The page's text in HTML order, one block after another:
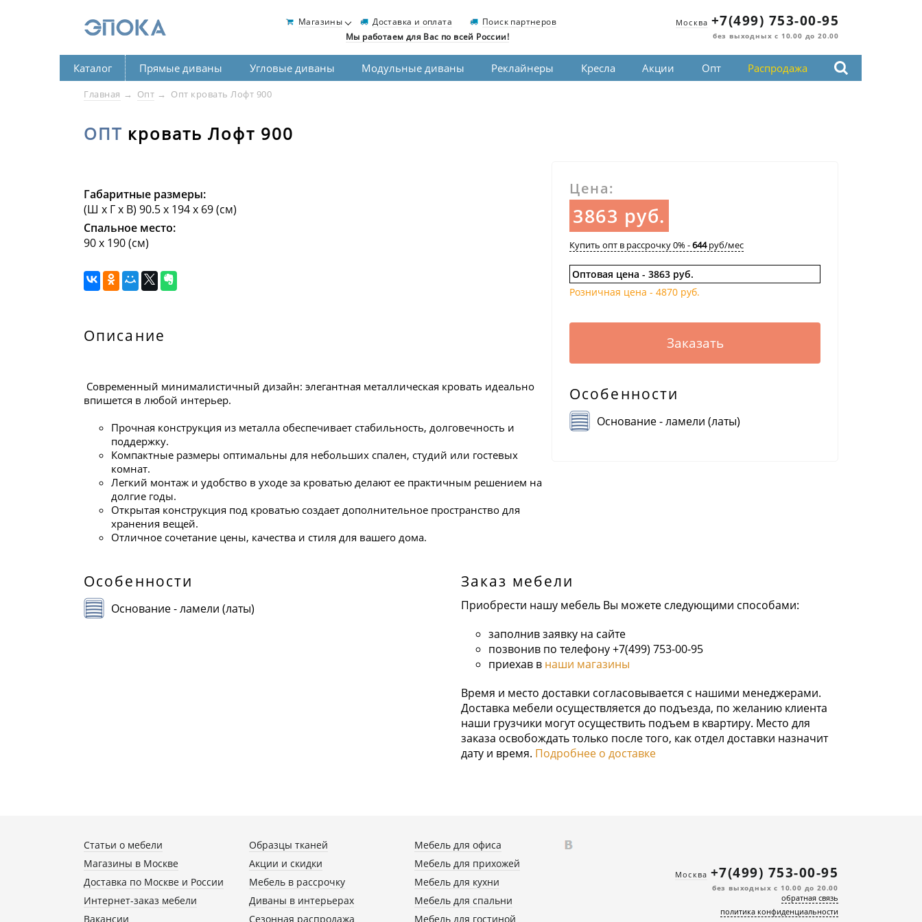
Москва +7(499) 753-00-95
без выходных с 10.00 до 20.00
Магазины Доставка и оплата
Поиск партнеров
Мы работаем для Вас по всей России!
Каталог Прямые диваны Угловые диваны Модульные диваны Реклайнеры Кресла Акции Опт Распродажа
Главная Опт Опт кровать Лофт 900
ОПТ кровать Лофт 900
Цена:
3863 руб.
Купить опт в рассрочку 0% -644руб/мес
Оптовая цена - 3863 руб.
Розничная цена - 4870 руб.
Заказать
Особенности
Основание - ламели (латы)
Габаритные размеры:
(Ш х Г х В) 90.5 х 194 х 69 (см)
Спальное место:
90 х 190 (см)
Описание
Современный минималистичный дизайн: элегантная металлическая кровать идеально
впишется в любой интерьер.
Прочная конструкция из металла обеспечивает стабильность, долговечность и
поддержку.
Компактные размеры оптимальны для небольших спален, студий или гостевых
комнат.
Легкий монтаж и удобство в уходе за кроватью делают ее практичным решением на
долгие годы.
Открытая конструкция под кроватью создает дополнительное пространство для
хранения вещей.
Отличное сочетание цены, качества и стиля для вашего дома.
Особенности
Основание - ламели (латы)
Заказ мебели
Приобрести нашу мебель Вы можете следующими способами:
заполнив заявку на сайте
позвонив по телефону +7(499) 753-00-95
приехав в наши магазины
Время и место доставки согласовывается с нашими менеджерами.
Доставка мебели осуществляется до подъезда, по желанию клиента
наши грузчики могут осуществить подъем в квартиру. Место для
заказа освобождать только после того, как отдел доставки назначит
дату и время. Подробнее о доставке
Статьи о мебели
Магазины в Москве
Доставка по Москве и России
Интернет-заказ мебели
Вакансии
Образцы тканей
Акции и скидки
Мебель в рассрочку
Диваны в интерьерах
Сезонная распродажа
Мебель для офиса
Мебель для прихожей
Мебель для кухни
Мебель для спальни
Мебель для гостиной
Москва +7(499) 753-00-95
без выходных с 10.00 до 20.00
обратная связь
политика конфиденциальности